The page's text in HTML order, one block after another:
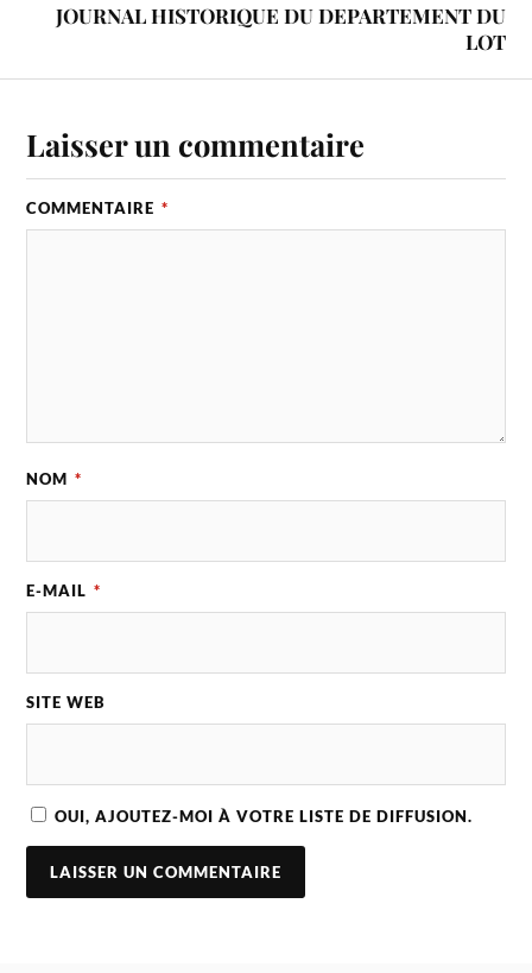
JOURNAL HISTORIQUE DU DEPARTEMENT DU
LOT
Laisser un commentaire
COMMENTAIRE *
NOM *
E-MAIL *
SITE WEB
OUI, AJOUTEZ-MOI À VOTRE LISTE DE DIFFUSION.